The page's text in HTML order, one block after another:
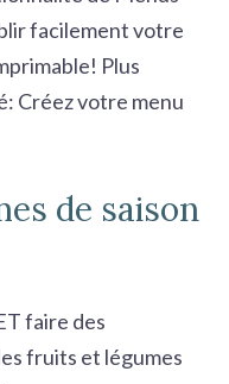
facilement votre
Plus
Créez votre menu
de saison
faire des
fruits et légumes